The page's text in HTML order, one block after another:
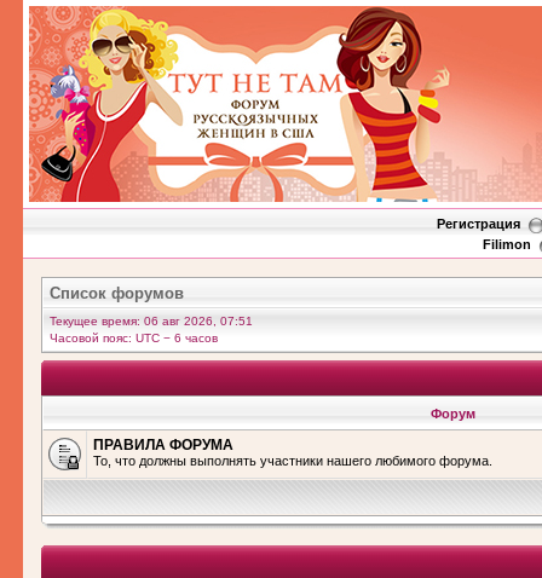
Регистрация
Filimon
Список форумов
Текущее время: 06 авг 2026, 07:51
Часовой пояс: UTC − 6 часов
Форум
ПРАВИЛА ФОРУМА
То, что должны выполнять участники нашего любимого форума.